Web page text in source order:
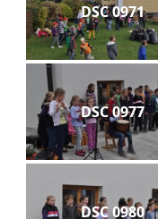
DSC 0971
DSC 0977
DSC 0980